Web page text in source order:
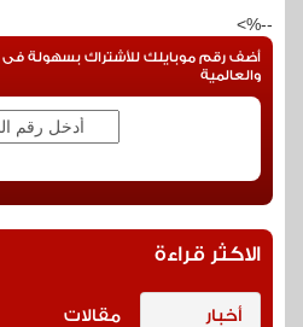
--%>
أضف رقم موبايلك للأشتراك بسهولة فى
والعالمية
الاكثر قراءة
أخبار مقالات